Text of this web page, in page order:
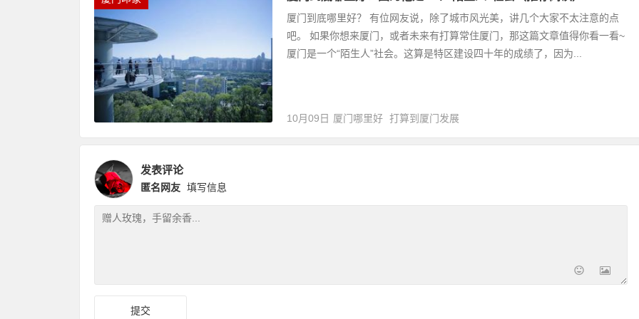
厦门到底哪里好？ 有位网友说，除了城市风光美，讲几个大家不太注意的点
吧。 如果你想来厦门，或者未来有打算常住厦门，那这篇文章值得你看一看~
厦门是一个“陌生人”社会。这算是特区建设四十年的成绩了，因为...
10月09日 厦门哪里好 打算到厦门发展
发表评论
匿名网友 填写信息